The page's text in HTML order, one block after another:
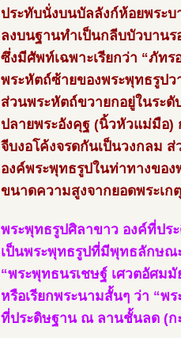
ประทับนั่งบนบัลลังก์ห้อยพระ
ลงบนฐานทำเป็นกลีบบัวบาน
ซึ่งมีศัพท์เฉพาะเรียกว่า “ภัท
พระหัตถ์ซ้ายของพระพุทธรูปว
ส่วนพระหัตถ์ขวายกอยู่ในระ
ปลายพระอังคุฐ (นิ้วหัวแม่มือ)
จีบงอโค้งจรดกันเป็นวงกลม
องค์พระพุทธรูปในท่าทางของ
ขนาดความสูงจากยอดพระเ
พระพุทธรูปศิลาขาว องค์ที่ปร
เป็นพระพุทธรูปที่มีพุทธลักษณ
“พระพุทธนรเชษฐ์ เศวตอัศม
หรือเรียกพระนามสั้นๆ ว่า “พ
ที่ประดิษฐาน ณ ลานชั้นลด (ก